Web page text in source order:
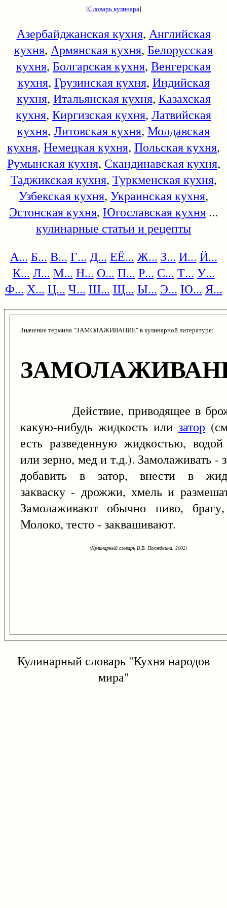
[Словарь кулинара]
Азербайджанская кухня, Английская
кухня, Армянская кухня, Белорусская
кухня, Болгарская кухня, Венгерская
кухня, Грузинская кухня, Индийская
кухня, Итальянская кухня, Казахская
кухня, Киргизская кухня, Латвийская
кухня, Литовская кухня, Молдавская
кухня, Немецкая кухня, Польская кухня,
Румынская кухня, Скандинавская кухня,
Таджикская кухня, Туркменская кухня,
Узбекская кухня, Украинская кухня,
Эстонская кухня, Югославская кухня ...
кулинарные статьи и рецепты
А... Б... В... Г... Д... ЕЁ... Ж... З... И... Й...
К... Л... М... Н... О... П... Р... С... Т... У...
Ф... Х... Ц... Ч... Ш... Щ... Ы... Э... Ю... Я...
Значение термина "ЗАМОЛАЖИВАНИЕ" в кулинарной литературе:
Действие, приводящее в
какую-нибудь жидкость или затор
есть разведенную жидкостью,
или зерно, мед и т.д.). Замолаживать -
добавить в затор, внести в
закваску - дрожжи, хмель и
Замолаживают обычно пиво,
Молоко, тесто - заквашивают.
(Кулинарный словарь В.В. Похлебкина, 2002)
Кулинарный словарь "Кухня народов
мира"